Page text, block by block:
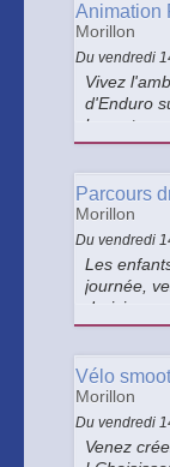
Animation
Morillon
Du vendredi
Vivez
d'Enduro
les autres
repoussez
tous les
Parcours
Morillon
Du vendredi
Les
journée,
du Monde
l'ambiance
Vélo
Morillon
Du vendredi
Venez